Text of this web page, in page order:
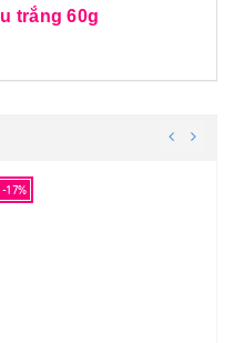
trắng 60g
-17%